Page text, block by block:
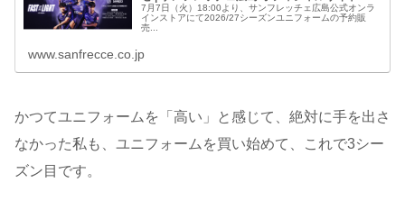
7月7日（火）18:00より、サンフレッチェ広島公式オンラ
インストアにて2026/27シーズンユニフォームの予約販
売...
www.sanfrecce.co.jp
かつてユニフォームを「高い」と感じて、絶対に手を出さ
なかった私も、ユニフォームを買い始めて、これで3シー
ズン目です。